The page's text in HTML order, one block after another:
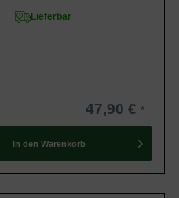
Lieferbar
47,90 €
In den Warenkorb